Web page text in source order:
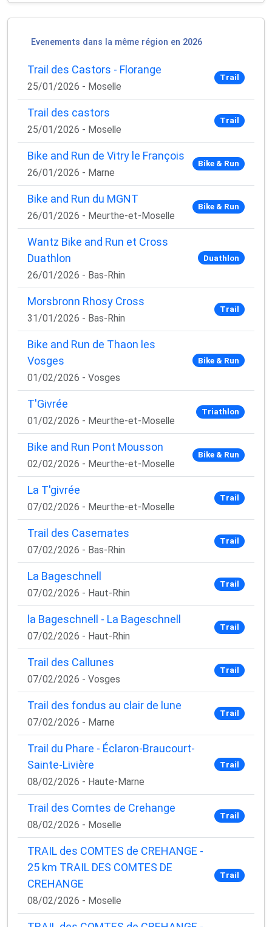
×
🚴‍♂️ Rejoignez la communauté des coureurs
et triathlètes passionnés
Rejoignez des milliers de sportifs passionnés et
✅ Des conseils d'entraînement exclusifs
✅ Des astuces de pros pour progresser plus vite
✅ Les dernières tendances matos & nutrition
✅ Des codes promo et bons plans partenaires
1 email / mois. Zéro spam. 100 % utile.
Email
Oui, je veux progresser 💪
Aucun spam, vous pouvez vous désinscrire à tout
Evenements dans la même région en 2026
Trail des Castors - Florange
25/01/2026 - Moselle
Trail
Trail des castors
25/01/2026 - Moselle
Trail
Bike and Run de Vitry le François
26/01/2026 - Marne
Bike & Run
Bike and Run du MGNT
26/01/2026 - Meurthe-et-Moselle
Bike & Run
Wantz Bike and Run et Cross
Duathlon
26/01/2026 - Bas-Rhin
Duathlon
Morsbronn Rhosy Cross
31/01/2026 - Bas-Rhin
Trail
Bike and Run de Thaon les
Vosges
01/02/2026 - Vosges
Bike & Run
T'Givrée
01/02/2026 - Meurthe-et-Moselle
Triathlon
Bike and Run Pont Mousson
02/02/2026 - Meurthe-et-Moselle
Bike & Run
La T'givrée
07/02/2026 - Meurthe-et-Moselle
Trail
Trail des Casemates
07/02/2026 - Bas-Rhin
Trail
La Bageschnell
07/02/2026 - Haut-Rhin
Trail
la Bageschnell - La Bageschnell
07/02/2026 - Haut-Rhin
Trail
Trail des Callunes
07/02/2026 - Vosges
Trail
Trail des fondus au clair de lune
07/02/2026 - Marne
Trail
Trail du Phare - Éclaron-Braucourt-
Sainte-Livière
08/02/2026 - Haute-Marne
Trail
Trail des Comtes de Crehange
08/02/2026 - Moselle
Trail
TRAIL des COMTES de CREHANGE -
25 km TRAIL DES COMTES DE
CREHANGE
08/02/2026 - Moselle
Trail